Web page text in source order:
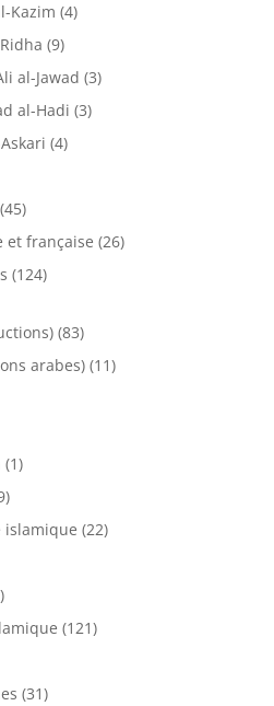
Kazim (4)
(9)
al-Jawad (3)
al-Hadi (3)
(4)
(45)
et française (26)
(124)
(83)
arabes) (11)
(1)
islamique (22)
(121)
(31)